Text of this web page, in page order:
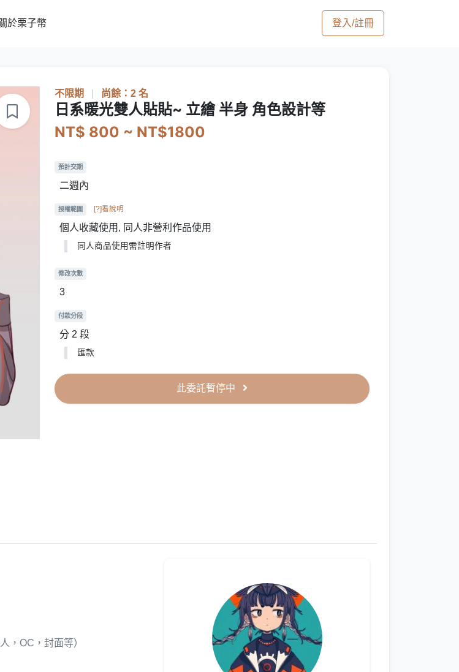
於栗子幣 登入/註冊
不限期 尚餘：2 名
日系暖光雙人貼貼~ 立繪 半身 角色設計等
NT$ 800 ~ NT$1800
預計交期
二週內
授權範圍 [?]看說明
個人收藏使用, 同人非營利作品使用
同人商品使用需註明作者
修改次數
3
付款分段
分 2 段
匯款
此委託暫停中
，OC，封面等）